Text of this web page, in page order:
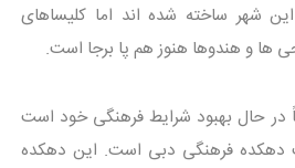
شهر ساخته شده اند اما کلیساهای
و هندوها هنوز هم پا برجا است.
در حال بهبود شرایط فرهنگی خود است
دهکده فرهنگی دبی است. این دهکده